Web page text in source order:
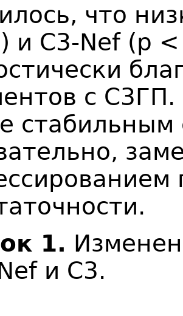
что
и С3-Nef (p
с
1.
и С3.